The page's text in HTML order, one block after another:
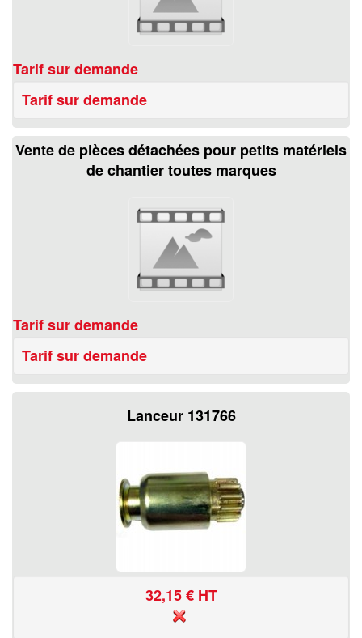
Tarif sur demande
Tarif sur demande
Vente de pièces détachées pour petits matériels
de chantier toutes marques
Tarif sur demande
Tarif sur demande
Lanceur 131766
32,15€ HT